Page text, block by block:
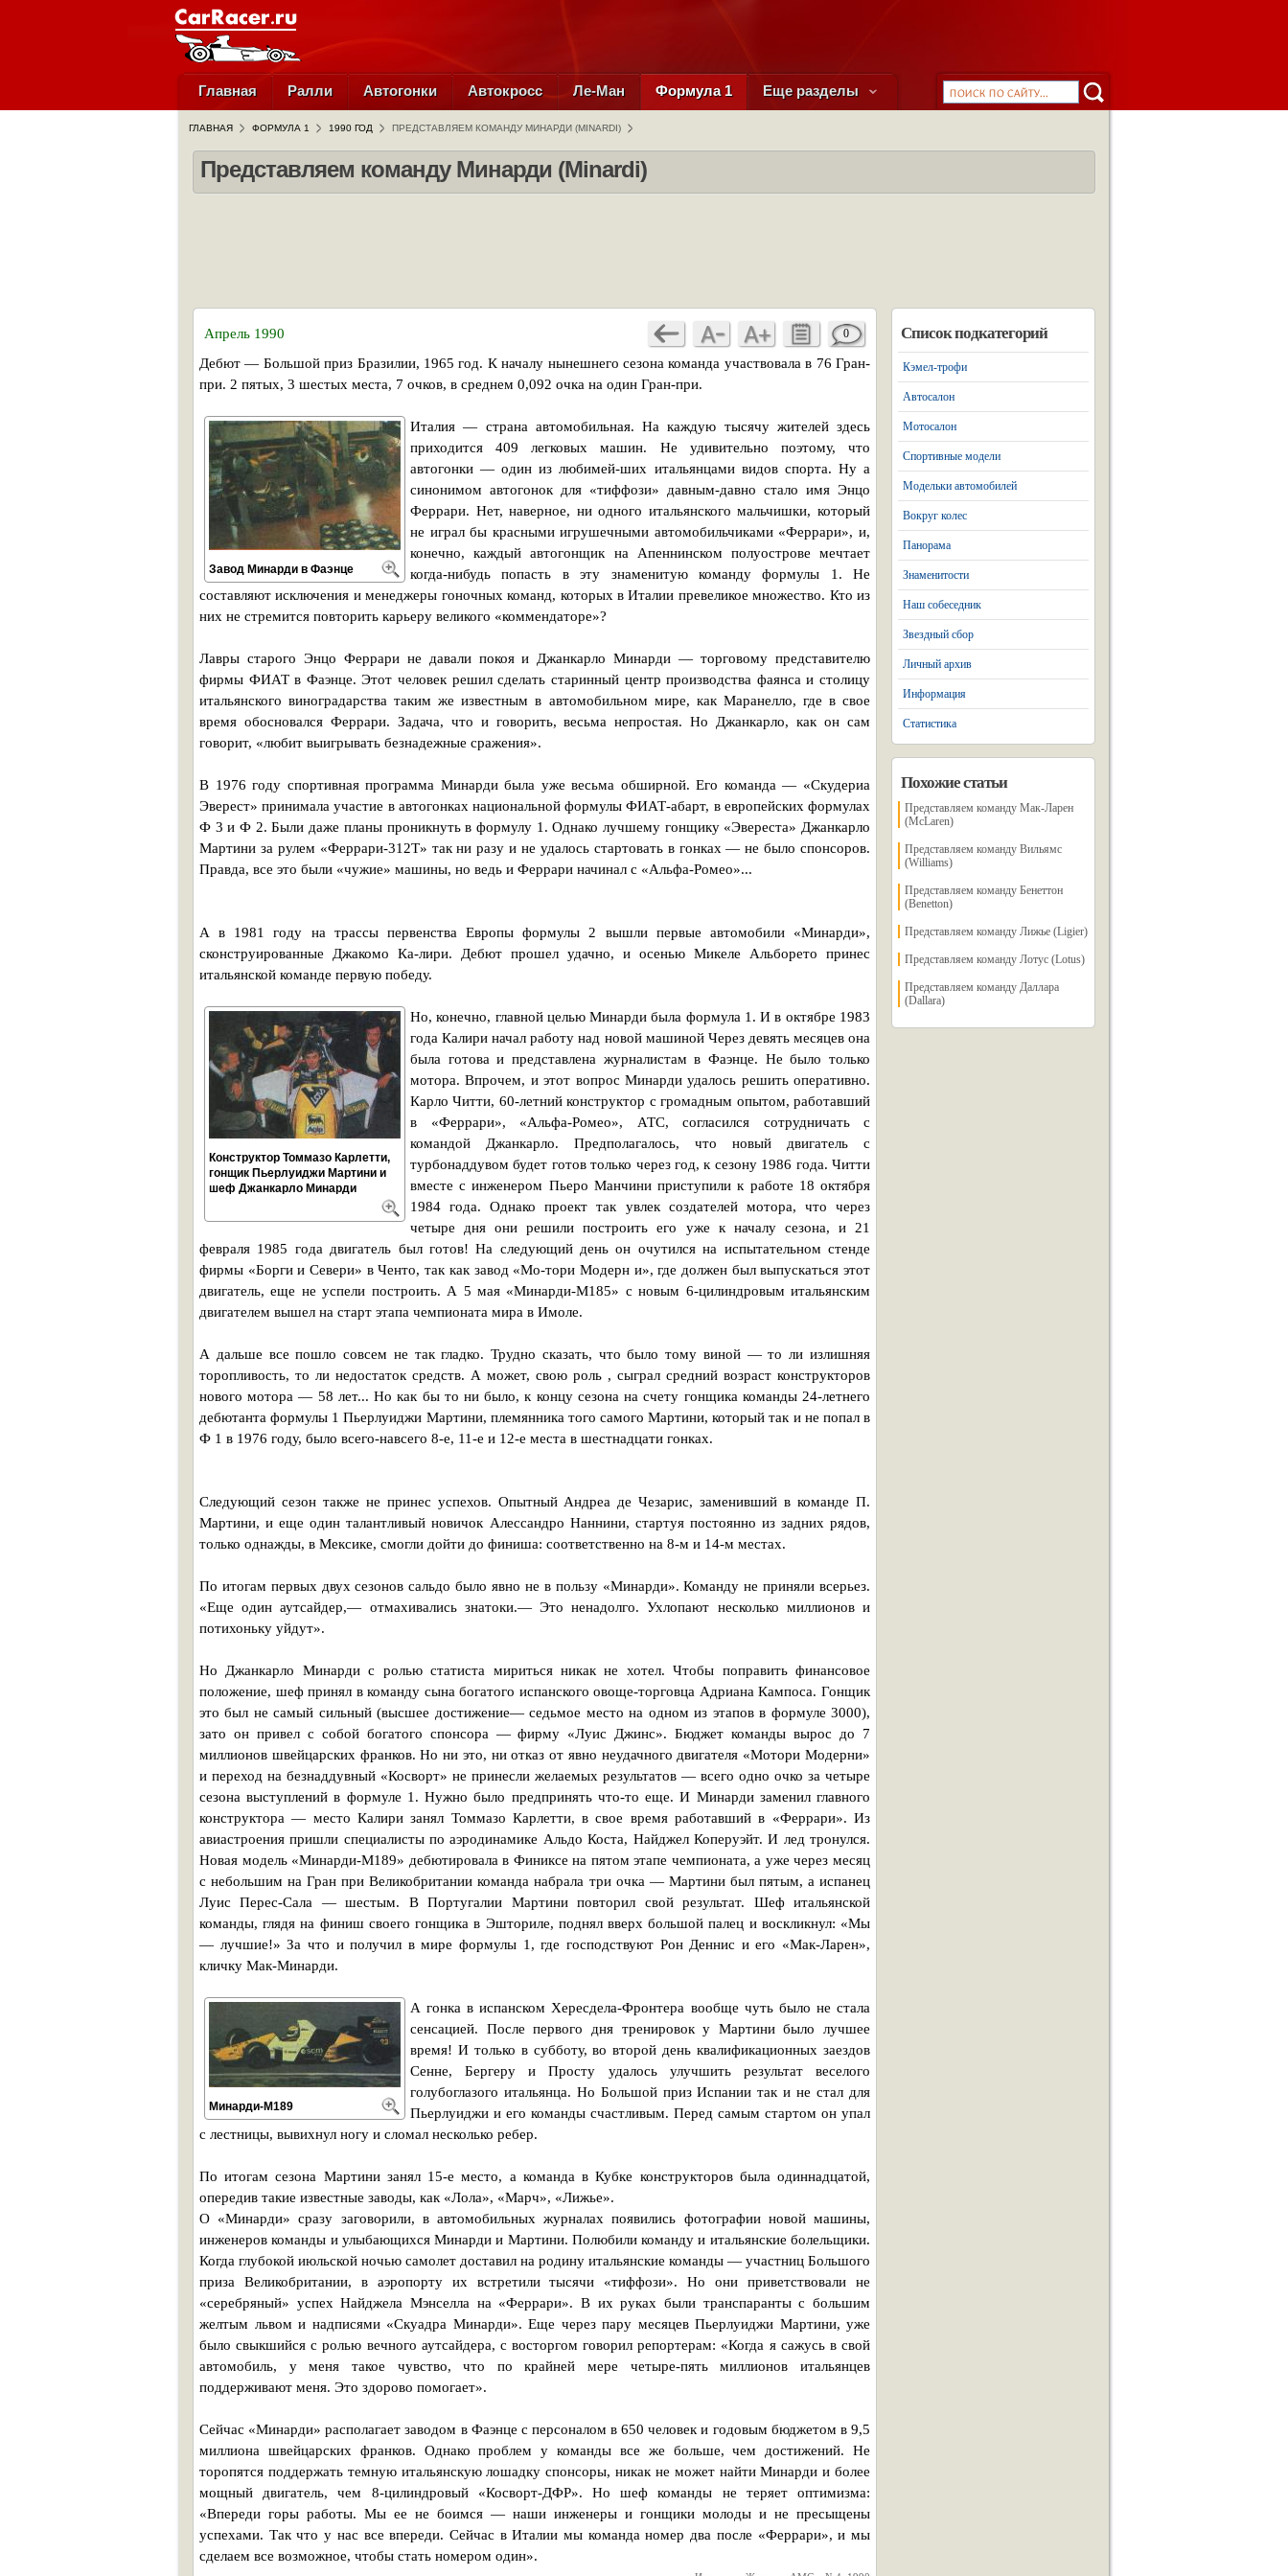
Главная Ралли Автогонки Автокросс Ле-Ман Формула 1 Еще разделы
ГЛАВНАЯ ФОРМУЛА 1 1990 ГОД ПРЕДСТАВЛЯЕМ КОМАНДУ МИНАРДИ (MINARDI)
Представляем команду Минарди (Minardi)
Апрель 1990 0
Дебют — Большой приз Бразилии, 1965 год. К началу нынешнего сезона команда участвовала в 76 Гран-
при. 2 пятых, 3 шестых места, 7 очков, в среднем 0,092 очка на один Гран-при.
Завод Минарди в Фаэнце
Италия — страна автомобильная. На каждую тысячу жителей здесь
приходится 409 легковых машин. Не удивительно поэтому, что
автогонки — один из любимей-ших итальянцами видов спорта. Ну а
синонимом автогонок для «тиффози» давным-давно стало имя Энцо
Феррари. Нет, наверное, ни одного итальянского мальчишки, который
не играл бы красными игрушечными автомобильчиками «Феррари», и,
конечно, каждый автогонщик на Апеннинском полуострове мечтает
когда-нибудь попасть в эту знаменитую команду формулы 1. Не
составляют исключения и менеджеры гоночных команд, которых в Италии превеликое множество. Кто из
них не стремится повторить карьеру великого «коммендаторе»?
Лавры старого Энцо Феррари не давали покоя и Джанкарло Минарди — торговому представителю
фирмы ФИАТ в Фаэнце. Этот человек решил сделать старинный центр производства фаянса и столицу
итальянского виноградарства таким же известным в автомобильном мире, как Маранелло, где в свое
время обосновался Феррари. Задача, что и говорить, весьма непростая. Но Джанкарло, как он сам
говорит, «любит выигрывать безнадежные сражения».
В 1976 году спортивная программа Минарди была уже весьма обширной. Его команда — «Скудериа
Эверест» принимала участие в автогонках национальной формулы ФИАТ-абарт, в европейских формулах
Ф 3 и Ф 2. Были даже планы проникнуть в формулу 1. Однако лучшему гонщику «Эвереста» Джанкарло
Мартини за рулем «Феррари-312Т» так ни разу и не удалось стартовать в гонках — не было спонсоров.
Правда, все это были «чужие» машины, но ведь и Феррари начинал с «Альфа-Ромео»...
А в 1981 году на трассы первенства Европы формулы 2 вышли первые автомобили «Минарди»,
сконструированные Джакомо Ка-лири. Дебют прошел удачно, и осенью Микеле Альборето принес
итальянской команде первую победу.
Конструктор Томмазо Карлетти,
гонщик Пьерлуиджи Мартини и
шеф Джанкарло Минарди
Но, конечно, главной целью Минарди была формула 1. И в октябре 1983
года Калири начал работу над новой машиной Через девять месяцев она
была готова и представлена журналистам в Фаэнце. Не было только
мотора. Впрочем, и этот вопрос Минарди удалось решить оперативно.
Карло Читти, 60-летний конструктор с громадным опытом, работавший
в «Феррари», «Альфа-Ромео», АТС, согласился сотрудничать с
командой Джанкарло. Предполагалось, что новый двигатель с
турбонаддувом будет готов только через год, к сезону 1986 года. Читти
вместе с инженером Пьеро Манчини приступили к работе 18 октября
1984 года. Однако проект так увлек создателей мотора, что через
четыре дня они решили построить его уже к началу сезона, и 21
февраля 1985 года двигатель был готов! На следующий день он очутился на испытательном стенде
фирмы «Борги и Севери» в Ченто, так как завод «Мо-тори Модерн и», где должен был выпускаться этот
двигатель, еще не успели построить. А 5 мая «Минарди-М185» с новым 6-цилиндровым итальянским
двигателем вышел на старт этапа чемпионата мира в Имоле.
А дальше все пошло совсем не так гладко. Трудно сказать, что было тому виной — то ли излишняя
торопливость, то ли недостаток средств. А может, свою роль , сыграл средний возраст конструкторов
нового мотора — 58 лет... Но как бы то ни было, к концу сезона на счету гонщика команды 24-летнего
дебютанта формулы 1 Пьерлуиджи Мартини, племянника того самого Мартини, который так и не попал в
Ф 1 в 1976 году, было всего-навсего 8-е, 11-е и 12-е места в шестнадцати гонках.
Следующий сезон также не принес успехов. Опытный Андреа де Чезарис, заменивший в команде П.
Мартини, и еще один талантливый новичок Алессандро Наннини, стартуя постоянно из задних рядов,
только однажды, в Мексике, смогли дойти до финиша: соответственно на 8-м и 14-м местах.
По итогам первых двух сезонов сальдо было явно не в пользу «Минарди». Команду не приняли всерьез.
«Еще один аутсайдер,— отмахивались знатоки.— Это ненадолго. Ухлопают несколько миллионов и
потихоньку уйдут».
Но Джанкарло Минарди с ролью статиста мириться никак не хотел. Чтобы поправить финансовое
положение, шеф принял в команду сына богатого испанского овоще-торговца Адриана Кампоса. Гонщик
это был не самый сильный (высшее достижение— седьмое место на одном из этапов в формуле 3000),
зато он привел с собой богатого спонсора — фирму «Луис Джинс». Бюджет команды вырос до 7
миллионов швейцарских франков. Но ни это, ни отказ от явно неудачного двигателя «Мотори Модерни»
и переход на безнаддувный «Косворт» не принесли желаемых результатов — всего одно очко за четыре
сезона выступлений в формуле 1. Нужно было предпринять что-то еще. И Минарди заменил главного
конструктора — место Калири занял Томмазо Карлетти, в свое время работавший в «Феррари». Из
авиастроения пришли специалисты по аэродинамике Альдо Коста, Найджел Коперуэйт. И лед тронулся.
Новая модель «Минарди-М189» дебютировала в Финиксе на пятом этапе чемпионата, а уже через месяц
с небольшим на Гран при Великобритании команда набрала три очка — Мартини был пятым, а испанец
Луис Перес-Сала — шестым. В Португалии Мартини повторил свой результат. Шеф итальянской
команды, глядя на финиш своего гонщика в Эшториле, поднял вверх большой палец и воскликнул: «Мы
— лучшие!» За что и получил в мире формулы 1, где господствуют Рон Деннис и его «Мак-Ларен»,
кличку Мак-Минарди.
Минарди-М189
А гонка в испанском Хересдела-Фронтера вообще чуть было не стала
сенсацией. После первого дня тренировок у Мартини было лучшее
время! И только в субботу, во второй день квалификационных заездов
Сенне, Бергеру и Просту удалось улучшить результат веселого
голубоглазого итальянца. Но Большой приз Испании так и не стал для
Пьерлуиджи и его команды счастливым. Перед самым стартом он упал
с лестницы, вывихнул ногу и сломал несколько ребер.
По итогам сезона Мартини занял 15-е место, а команда в Кубке конструкторов была одиннадцатой,
опередив такие известные заводы, как «Лола», «Марч», «Лижье».
О «Минарди» сразу заговорили, в автомобильных журналах появились фотографии новой машины,
инженеров команды и улыбающихся Минарди и Мартини. Полюбили команду и итальянские болельщики.
Когда глубокой июльской ночью самолет доставил на родину итальянские команды — участниц Большого
приза Великобритании, в аэропорту их встретили тысячи «тиффози». Но они приветствовали не
«серебряный» успех Найджела Мэнселла на «Феррари». В их руках были транспаранты с большим
желтым львом и надписями «Скуадра Минарди». Еще через пару месяцев Пьерлуиджи Мартини, уже
было свыкшийся с ролью вечного аутсайдера, с восторгом говорил репортерам: «Когда я сажусь в свой
автомобиль, у меня такое чувство, что по крайней мере четыре-пять миллионов итальянцев
поддерживают меня. Это здорово помогает».
Сейчас «Минарди» располагает заводом в Фаэнце с персоналом в 650 человек и годовым бюджетом в 9,5
миллиона швейцарских франков. Однако проблем у команды все же больше, чем достижений. Не
торопятся поддержать темную итальянскую лошадку спонсоры, никак не может найти Минарди и более
мощный двигатель, чем 8-цилиндровый «Косворт-ДФР». Но шеф команды не теряет оптимизма:
«Впереди горы работы. Мы ее не боимся — наши инженеры и гонщики молоды и не пресыщены
успехами. Так что у нас все впереди. Сейчас в Италии мы команда номер два после «Феррари», и мы
сделаем все возможное, чтобы стать номером один».
Список подкатегорий
Кэмел-трофи
Автосалон
Мотосалон
Спортивные модели
Модельки автомобилей
Вокруг колес
Панорама
Знаменитости
Наш собеседник
Звездный сбор
Личный архив
Информация
Статистика
Похожие статьи
Представляем команду Мак-Ларен
(McLaren)
Представляем команду Вильямс
(Williams)
Представляем команду Бенеттон
(Benetton)
Представляем команду Лижье (Ligier)
Представляем команду Лотус (Lotus)
Представляем команду Даллара
(Dallara)